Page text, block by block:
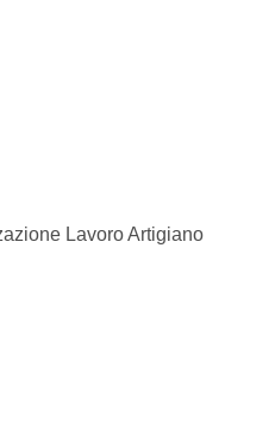
Lavoro Artigiano